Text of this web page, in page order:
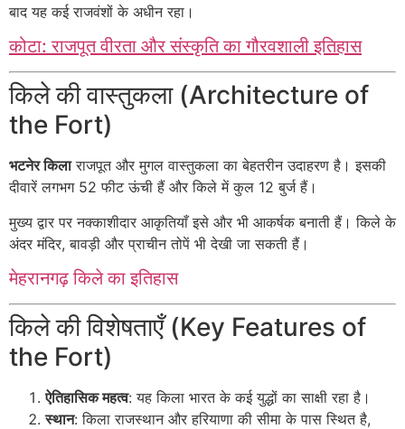
बाद यह कई राजवंशों के अधीन रहा।
कोटा: राजपूत वीरता और संस्कृति का गौरवशाली इतिहास
किले की वास्तुकला (Architecture of
the Fort)
भटनेर किलाराजपूत और मुगल वास्तुकला का बेहतरीन उदाहरण है। इसकी
दीवारें लगभग 52 फीट ऊंची हैं और किले में कुल 12 बुर्ज हैं।
मुख्य द्वार पर नक्काशीदार आकृतियाँ इसे और भी आकर्षक बनाती हैं। किले के
अंदर मंदिर, बावड़ी और प्राचीन तोपें भी देखी जा सकती हैं।
मेहरानगढ़ किले का इतिहास
किले की विशेषताएँ (Key Features of
the Fort)
ऐतिहासिक महत्व: यह किला भारत के कई युद्धों का साक्षी रहा है।
स्थान: किला राजस्थान और हरियाणा की सीमा के पास स्थित है,